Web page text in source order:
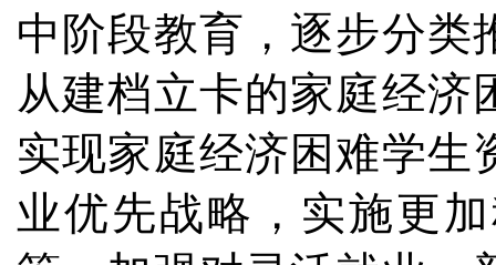
中阶段教育，逐步分类
从建档立卡的家庭经济
实现家庭经济困难学生
业优先战略，实施更